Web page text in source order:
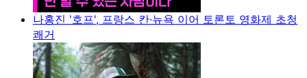
나홍진 '호프', 프랑스 칸·뉴욕 이어 토론토 영화제 초청
쾌거